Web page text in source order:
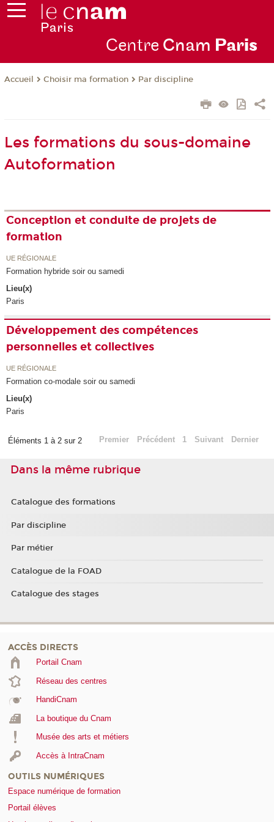
Centre Cnam Paris
Accueil Choisir ma formation Par discipline
Les formations du sous-domaine
Autoformation
Conception et conduite de projets de
formation
UE RÉGIONALE
Formation hybride soir ou samedi
Lieu(x)
Paris
Développement des compétences
personnelles et collectives
UE RÉGIONALE
Formation co-modale soir ou samedi
Lieu(x)
Paris
Éléments 1 à 2 sur 2 Premier Précédent 1 Suivant Dernier
Dans la même rubrique
Catalogue des formations
Par discipline
Par métier
Catalogue de la FOAD
Catalogue des stages
ACCÈS DIRECTS
Portail Cnam
Réseau des centres
HandiCnam
La boutique du Cnam
Musée des arts et métiers
Accès à IntraCnam
OUTILS NUMÉRIQUES
Espace numérique de formation
Portail élèves